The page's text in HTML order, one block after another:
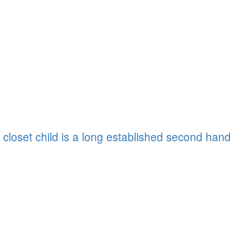
closet child is a long established second hand